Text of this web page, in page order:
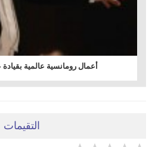
أعمال رومانسية عالمية
التقيمات